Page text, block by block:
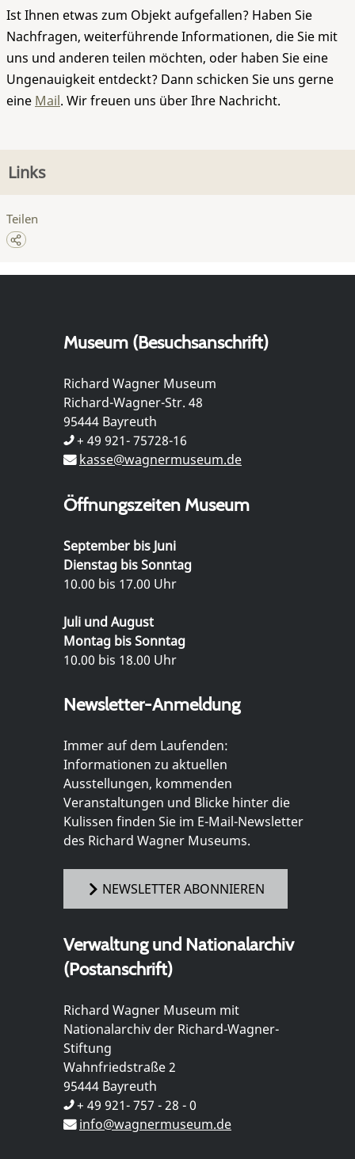
Ist Ihnen etwas zum Objekt aufgefallen? Haben Sie
Nachfragen, weiterführende Informationen, die Sie mit
uns und anderen teilen möchten, oder haben Sie eine
Ungenauigkeit entdeckt? Dann schicken Sie uns gerne
eine Mail. Wir freuen uns über Ihre Nachricht.
Links
Teilen
Museum (Besuchsanschrift)
Richard Wagner Museum
Richard-Wagner-Str. 48
95444 Bayreuth
+ 49 921- 75728-16
kasse@wagnermuseum.de
Öffnungszeiten Museum
September bis Juni
Dienstag bis Sonntag
10.00 bis 17.00 Uhr
Juli und August
Montag bis Sonntag
10.00 bis 18.00 Uhr
Newsletter-Anmeldung
Immer auf dem Laufenden:
Informationen zu aktuellen
Ausstellungen, kommenden
Veranstaltungen und Blicke hinter die
Kulissen finden Sie im E-Mail-Newsletter
des Richard Wagner Museums.
NEWSLETTER ABONNIEREN
Verwaltung und Nationalarchiv
(Postanschrift)
Richard Wagner Museum mit
Nationalarchiv der Richard-Wagner-
Stiftung
Wahnfriedstraße 2
95444 Bayreuth
+ 49 921- 757 - 28 - 0
info@wagnermuseum.de